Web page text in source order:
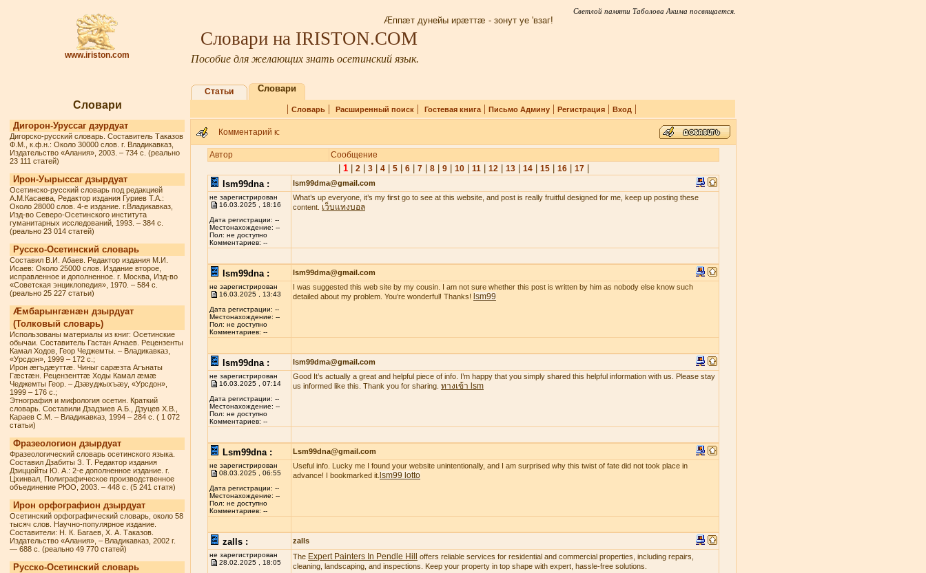
www.iriston.com
Светлой памяти Таболова Акима посвящается.
Æппæт дунейы ирæттæ - зонут уе 'взаг!
Словари на IRISTON.COM
Пособие для желающих знать осетинский язык.
Словари
Дигорон-Уруссаг дзурдуат
Дигорско-русский словарь. Составитель Таказов
Ф.М., к.ф.н.: Около 30000 слов. г. Владикавказ,
Издательство «Алания», 2003. – 734 с. (реально
23 111 статей)
Ирон-Уырыссаг дзырдуат
Осетинско-русский словарь под редакцией
А.М.Касаева, Редактор издания Гуриев Т.А.:
Около 28000 слов. 4-е издание. г.Владикавказ,
Изд-во Северо-Осетинского института
гуманитарных исследований, 1993. – 384 с.
(реально 23 014 статей)
Русско-Осетинский словарь
Составил В.И. Абаев. Редактор издания М.И.
Исаев: Около 25000 слов. Издание второе,
исправленное и дополненное. г. Москва, Изд-во
«Советская энциклопедия», 1970. – 584 с.
(реально 25 227 статьи)
Æмбарынгæнæн дзырдуат
(Толковый словарь)
Использованы материалы из книг: Осетинские
обычаи. Составитель Гастан Агнаев. Рецензенты
Камал Ходов, Геор Чеджемты. – Владикавказ,
«Урсдон», 1999 – 172 с.;
Ирон æгъдæуттæ. Чиныг сарæзта Агънаты
Гæстæн. Рецензенттæ Ходы Камал æмæ
Чеджемты Геор. – Дзæуджыхъæу, «Урсдон»,
1999 – 176 с.;
Этнография и мифология осетин. Краткий
словарь. Составили Дзадзиев А.Б., Дзуцев Х.В.,
Караев С.М. – Владикавказ, 1994 – 284 с. ( 1 072
статьи)
Фразеологион дзырдуат
Фразеологический словарь осетинского языка.
Составил Дзабиты З. Т. Редактор издания
Дзиццойты Ю. А.: 2-е дополненное издание. г.
Цхинвал, Полиграфическое производственное
объединение РЮО, 2003. – 448 с. (5 241 статя)
Ирон орфографион дзырдуат
Осетинский орфографический словарь, около 58
тысяч слов. Научно-популярное издание.
Составители: Н. К. Багаев, Х. А. Таказов.
Издательство «Алания», – Владикавказ, 2002 г.
— 688 с. (реально 49 770 статей)
Русско-Осетинский словарь
Статьи Словари
| Словарь| Расширенный поиск| Гостевая книга| Письмо Админу| Регистрация| Вход |
Комментарий к:
Автор Сообщение
1| 2| 3| 4| 5| 6| 7| 8| 9| 10| 11| 12| 13| 14| 15| 16| 17|
lsm99dna :
lsm99dma@gmail.com
не зарегистрирован
16.03.2025 , 18:16
Дата регистрации: --
Местонахождение: --
Пол: не доступно
Комментариев: --
What’s up everyone, it’s my first go to see at this website, and post is really fruitful designed for me, keep up posting these
content. เว็บแทงบอล
lsm99dna : lsm99dma@gmail.com
не зарегистрирован
16.03.2025 , 13:43
Дата регистрации: --
Местонахождение: --
Пол: не доступно
Комментариев: --
I was suggested this web site by my cousin. I am not sure whether this post is written by him as nobody else know such
detailed about my problem. You’re wonderful! Thanks! lsm99
lsm99dna : lsm99dma@gmail.com
не зарегистрирован
16.03.2025 , 07:14
Дата регистрации: --
Местонахождение: --
Пол: не доступно
Комментариев: --
Good It’s actually a great and helpful piece of info. I’m happy that you simply shared this helpful information with us. Please stay
us informed like this. Thank you for sharing. ทางเข้า lsm
Lsm99dna : Lsm99dna@gmail.com
не зарегистрирован
08.03.2025 , 06:55
Дата регистрации: --
Местонахождение: --
Пол: не доступно
Комментариев: --
Useful info. Lucky me I found your website unintentionally, and I am surprised why this twist of fate did not took place in
advance! I bookmarked it. lsm99 lotto
zalls : zalls
не зарегистрирован
28.02.2025 , 18:05
The Expert Painters In Pendle Hill
offers reliable services for residential and commercial properties, including repairs,
cleaning, landscaping, and inspections. Keep your property in top shape with expert, hassle-free solutions.